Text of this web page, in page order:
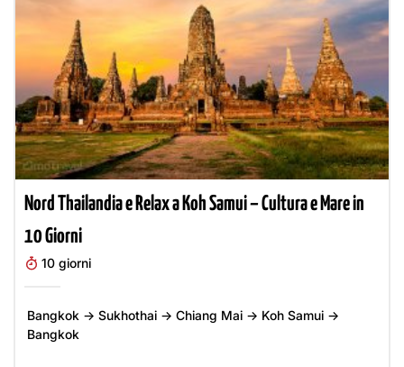
Nord Thailandia e Relax a Koh Samui – Cultura e Mare in
10 Giorni
10 giorni
Bangkok → Sukhothai → Chiang Mai → Koh Samui →
Bangkok